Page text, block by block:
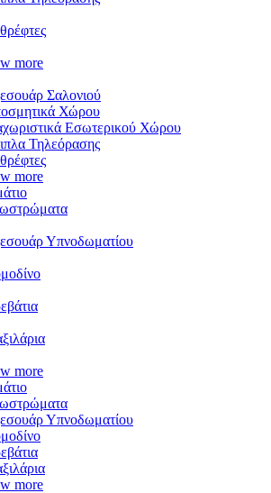
more
Σαλονιού
Χώρου
Εσωτερικού Χώρου
Τηλεόρασης
more
Υπνοδωματίου
more
Υπνοδωματίου
more